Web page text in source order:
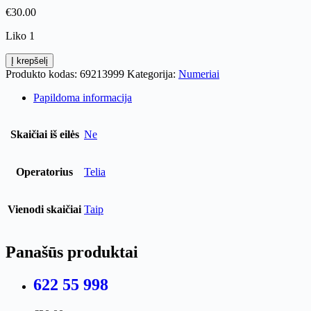
€30.00
Liko 1
produkto
kiekis:
Į krepšelį
Produkto kodas: 69213999 Kategorija: Numeriai
Papildoma informacija
Skaičiai iš eilės Ne
Operatorius Telia
Vienodi skaičiai Taip
Panašūs produktai
622 55 998